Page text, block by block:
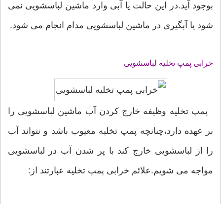
بوجود آید.در این حالت یا آبی وارد ماشین لباسشویی نمی
شود یا آبگیری در ماشین لباسشویی مدام انجام می شود.
خرابی پمپ تخلیه لباسشویی
پمپ تخلیه وظیفه خارج کردن آب ماشین لباسشویی را
بر عهده دارد،چنانچه پمپ تخلیه معیوب باشد و نتواند آب
را از لباسشویی خارج کند با پر شدن آب در لباسشویی
مواجه می شویم.علائم خرابی پمپ تخلیه عبارتند از: